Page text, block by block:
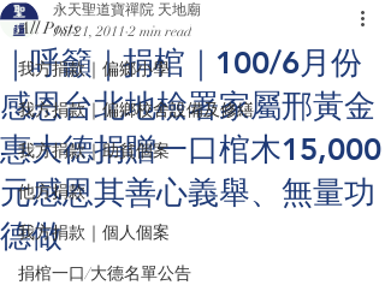
All Posts
我方捐款｜偏鄉小學
我方捐款｜偏鄉校舍設備及修繕
我方捐款｜助貧個案
他方捐款
我方捐款｜個人個案
捐棺一口/大德名單公告
｜呼籲｜捐棺｜100/6月份
感恩台北地檢署家屬邢黃金
惠大德捐贈一口棺木15,000
元感恩其善心義舉、無量功
德做
永天聖道寶禪院 天地廟
Jul 21, 2011 2 min read